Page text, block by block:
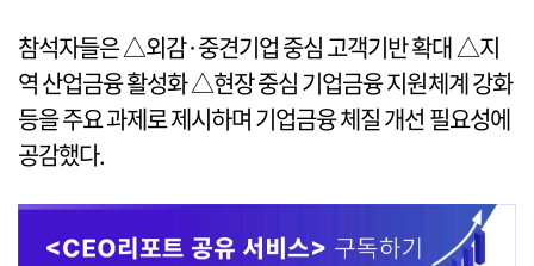
참석자들은 △외감·중견기업 중심 고객기반 확대 △지
역 산업금융 활성화 △현장 중심 기업금융 지원체계 강화
등을 주요 과제로 제시하며 기업금융 체질 개선 필요성에
공감했다.